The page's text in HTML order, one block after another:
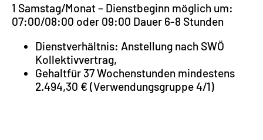
1 Samstag/Monat – Dienstbeginn möglich um:
07:00/08:00 oder 09:00 Dauer 6-8 Stunden
Dienstverhältnis: Anstellung nach SWÖ
Kollektivvertrag,
Gehaltfür 37 Wochenstunden mindestens
2.494,30 € (Verwendungsgruppe 4/1)